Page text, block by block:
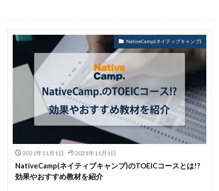
NativeCamp(ネイティブキャンプ)
2021年11月1日 2021年11月1日
NativeCamp(ネイティブキャンプ)のTOEICコースとは!?
効果やおすすめ教材を紹介